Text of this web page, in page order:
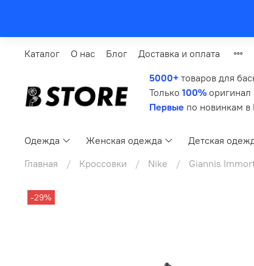
Каталог О нас Блог Доставка и оплата
5000+ товаров для
Только 100% оригинал
Первые по новинкам
Одежда Женская одежда Детская
Главная
Кроссовки Nike Giannis
-29%